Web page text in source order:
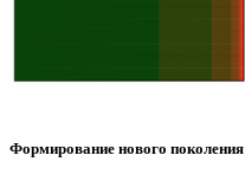
Формирование нового поколения